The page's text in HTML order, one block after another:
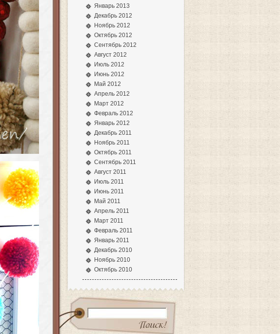
Январь 2013
Декабрь 2012
Ноябрь 2012
Октябрь 2012
Сентябрь 2012
Август 2012
Июль 2012
Июнь 2012
Май 2012
Апрель 2012
Март 2012
Февраль 2012
Январь 2012
Декабрь 2011
Ноябрь 2011
Октябрь 2011
Сентябрь 2011
Август 2011
Июль 2011
Июнь 2011
Май 2011
Апрель 2011
Март 2011
Февраль 2011
Январь 2011
Декабрь 2010
Ноябрь 2010
Октябрь 2010